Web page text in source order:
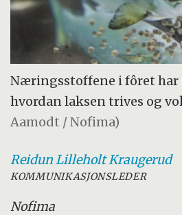
Næringsstoffene i fôret
hvordan laksen trives og
Aamodt / Nofima)
Reidun LilleholtKraugerud
KOMMUNIKASJONSLEDER
Nofima